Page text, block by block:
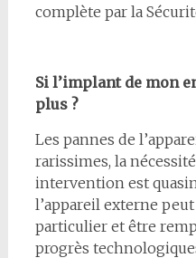
complète par la
Si l’implant de mon
plus ?
Les pannes de
rarissimes, la
intervention est
l’appareil externe
particulier et être
progrès